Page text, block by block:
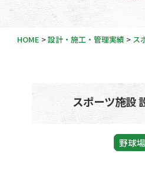
HOME >設計・施工・管理実績> ス
スポーツ施設
野球場